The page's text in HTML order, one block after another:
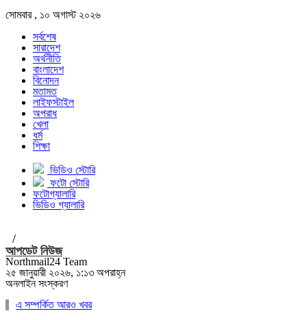
সোমবার , ১০ অগাস্ট ২০২৬
সর্বশেষ
সারাদেশ
অর্থনীতি
বাংলাদেশ
বিনোদন
মতামত
লাইফস্টাইল
অপরাধ
খেলা
ধর্ম
শিক্ষা
ভিডিও স্টোরি
ফটো স্টোরি
ফটোগ্যালারি
ভিডিও গ্যালারি
/
আপডেট নিউজ
Northmail24 Team
২৫ জানুয়ারী ২০২৬, ১:১৩ অপরাহ্ন
অনলাইন সংস্করণ
এ সম্পর্কিত আরও খবর